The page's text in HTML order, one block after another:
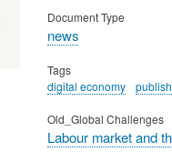
Document Type
news
Tags
digital economy
Old_Global Challenges
Labour market and